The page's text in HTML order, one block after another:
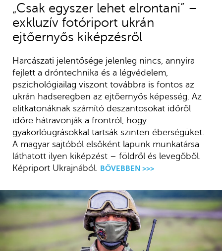
„Csak egyszer lehet elrontani” –
exkluzív fotóriport ukrán
ejtőernyős kiképzésről
Harcászati jelentősége jelenleg nincs, annyira
fejlett a dróntechnika és a légvédelem,
pszichológiailag viszont továbbra is fontos az
ukrán hadseregben az ejtőernyős képesség. Az
elitkatonáknak számító deszantosokat időről
időre hátravonják a frontról, hogy
gyakorlóugrásokkal tartsák szinten éberségüket.
A magyar sajtóból elsőként lapunk munkatársa
láthatott ilyen kiképzést – földről és levegőből.
Képriport Ukrajnából. BŐVEBBEN >>>